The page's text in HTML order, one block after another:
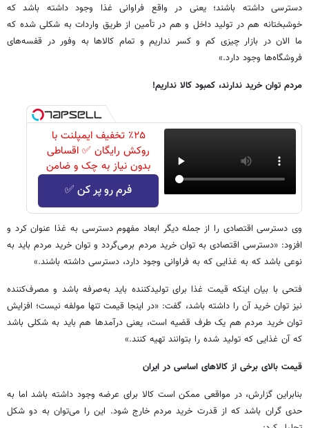
دسترسی داشته باشند؛ یعنی در واقع فراوانی غذا وجود داشته باشد که
خوشبختانه هم در تولید داخل و هم در تأمین از طریق واردات به شکلی شده که
ما الان در بازار چیزی کم و کسر نداریم و تمام کالاها به وفور در قفسه‌های
فروشگاه‌ها وجود دارد.»
مردم توان خرید ندارند، کمبود کالا نداریم!
٪۲۵ تخفیف ایمپلنت با
روکش رایگان ✅ اقساطی
بدون نیاز به چک و ضامن
فرم رو پر کن ✅
وی دسترسی اقتصادی را از جمله دیگر ابعاد مفهوم دسترسی به غذا عنوان کرد و
افزود: «دسترسی اقتصادی به توان خرید مردم برمی‌گردد و توان خرید مردم باید به
نوعی باشد که به غذایی که به فراوانی وجود دارد، دسترسی داشته باشند.»
فتحی با بیان اینکه قیمت غذا برای تولیدکننده باید به‌صرفه باشد و مصرف‌کننده
نیز توان خرید آن را داشته باشد، گفت: «در اینجا قیمت تنها مولفه نیست؛ افزایش
توان خرید مردم هم یک طرف قضیه است، یعنی درآمدها هم باید به شکلی باشد
که آن غذایی که تولید شده را بتوانند تهیه کنند.»
قیمت بالای برخی از کالاهای اساسی در ایران
بنابراین گزارش، در مواقعی ممکن است کالا برای عرضه وجود داشته باشد اما به
حدی گران باشد که از قدرت خرید مردم خارج شود. این را می‌توان به دو شکل